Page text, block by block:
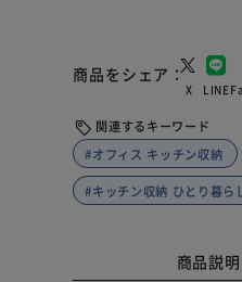
商品をシェア
X LINE
関連するキーワード
#オフィス キッチン収納
#キッチン収納 ひとり暮ら
商品説明